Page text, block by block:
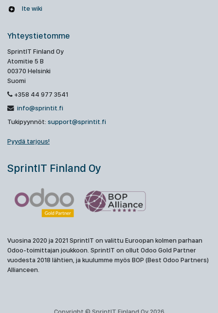
Ite wiki
Yhteystietomme
SprintIT Finland Oy
Atomitie 5 B
00370 Helsinki
Suomi
+358 44 977 3541
info@sprintit.fi
Tukipyynnöt: support@sprintit.fi
Pyydä tarjous!
SprintIT Finland Oy
Vuosina 2020 ja 2021 SprintIT on valittu Euroopan kolmen parhaan
Odoo-toimittajan joukkoon. SprintIT on ollut Odoo Gold Partner
vuodesta 2018 lähtien, ja kuulumme myös BOP (Best Odoo Partners)
Allianceen.
Copyright © SprintIT Finland Oy 2026